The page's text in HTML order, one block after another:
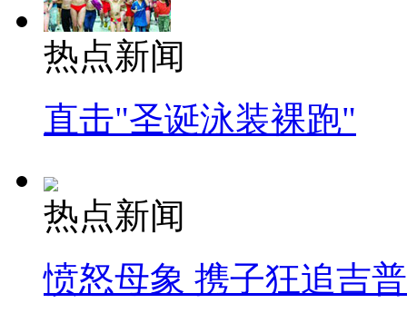
热点新闻
直击"圣诞泳装裸跑"
热点新闻
愤怒母象 携子狂追吉